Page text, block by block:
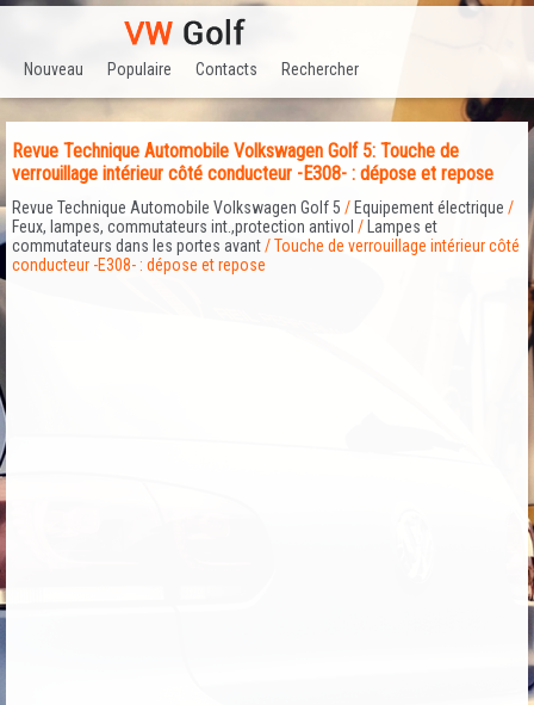
Nouveau Populaire Contacts Rechercher
Revue Technique Automobile Volkswagen Golf 5: Touche de
verrouillage intérieur côté conducteur -E308- : dépose et repose
Revue Technique Automobile Volkswagen Golf 5 / Equipement électrique /
Feux, lampes, commutateurs int.,protection antivol / Lampes et
commutateurs dans les portes avant/ Touche de verrouillage intérieur côté
conducteur -E308- : dépose et repose